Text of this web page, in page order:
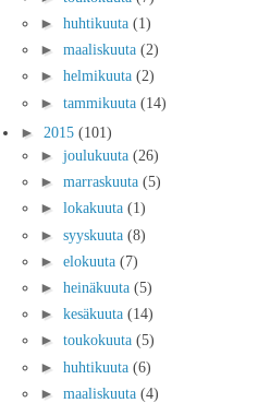
► huhtikuuta (1)
► maaliskuuta (2)
► helmikuuta (2)
► tammikuuta (14)
► 2015 (101)
► joulukuuta (26)
► marraskuuta (5)
► lokakuuta (1)
► syyskuuta (8)
► elokuuta (7)
► heinäkuuta (5)
► kesäkuuta (14)
► toukokuuta (5)
► huhtikuuta (6)
► maaliskuuta (4)